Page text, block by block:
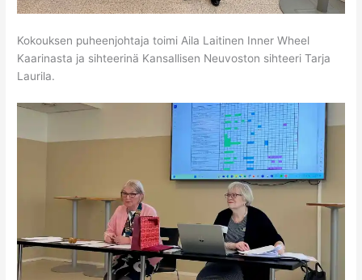
Kokouksen puheenjohtaja toimi Aila Laitinen Inner Wheel
Kaarinasta ja sihteerinä Kansallisen Neuvoston sihteeri Tarja
Laurila.